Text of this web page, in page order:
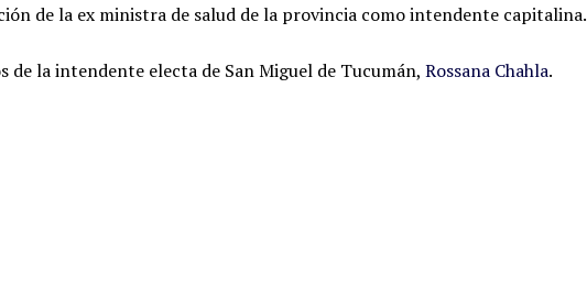
de la ex ministra de salud de la provincia como intendente capitalina.
la intendente electa de San Miguel de Tucumán, Rossana Chahla.